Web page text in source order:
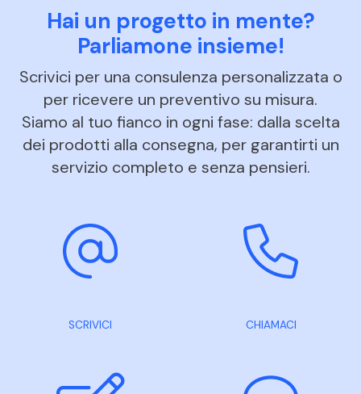
Hai un progetto in mente?
Parliamone insieme!
Scrivici per una consulenza personalizzata o
per ricevere un preventivo su misura.
Siamo al tuo fianco in ogni fase: dalla scelta
dei prodotti alla consegna, per garantirti un
servizio completo e senza pensieri.
SCRIVICI CHIAMACI